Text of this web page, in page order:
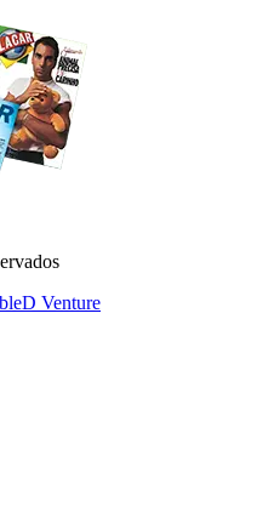
Venture